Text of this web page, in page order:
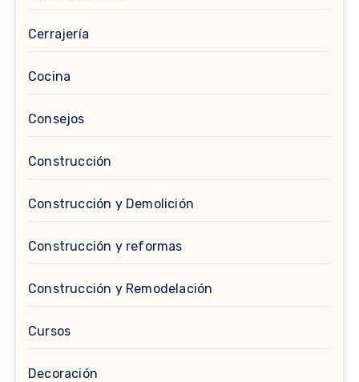
Cerrajería
Cocina
Consejos
Construcción
Construcción y Demolición
Construcción y reformas
Construcción y Remodelación
Cursos
Decoración